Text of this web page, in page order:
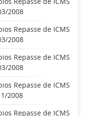
2008
Repasse de ICMS
2008
Repasse de ICMS
2008
Repasse de ICMS
2008
Repasse de ICMS